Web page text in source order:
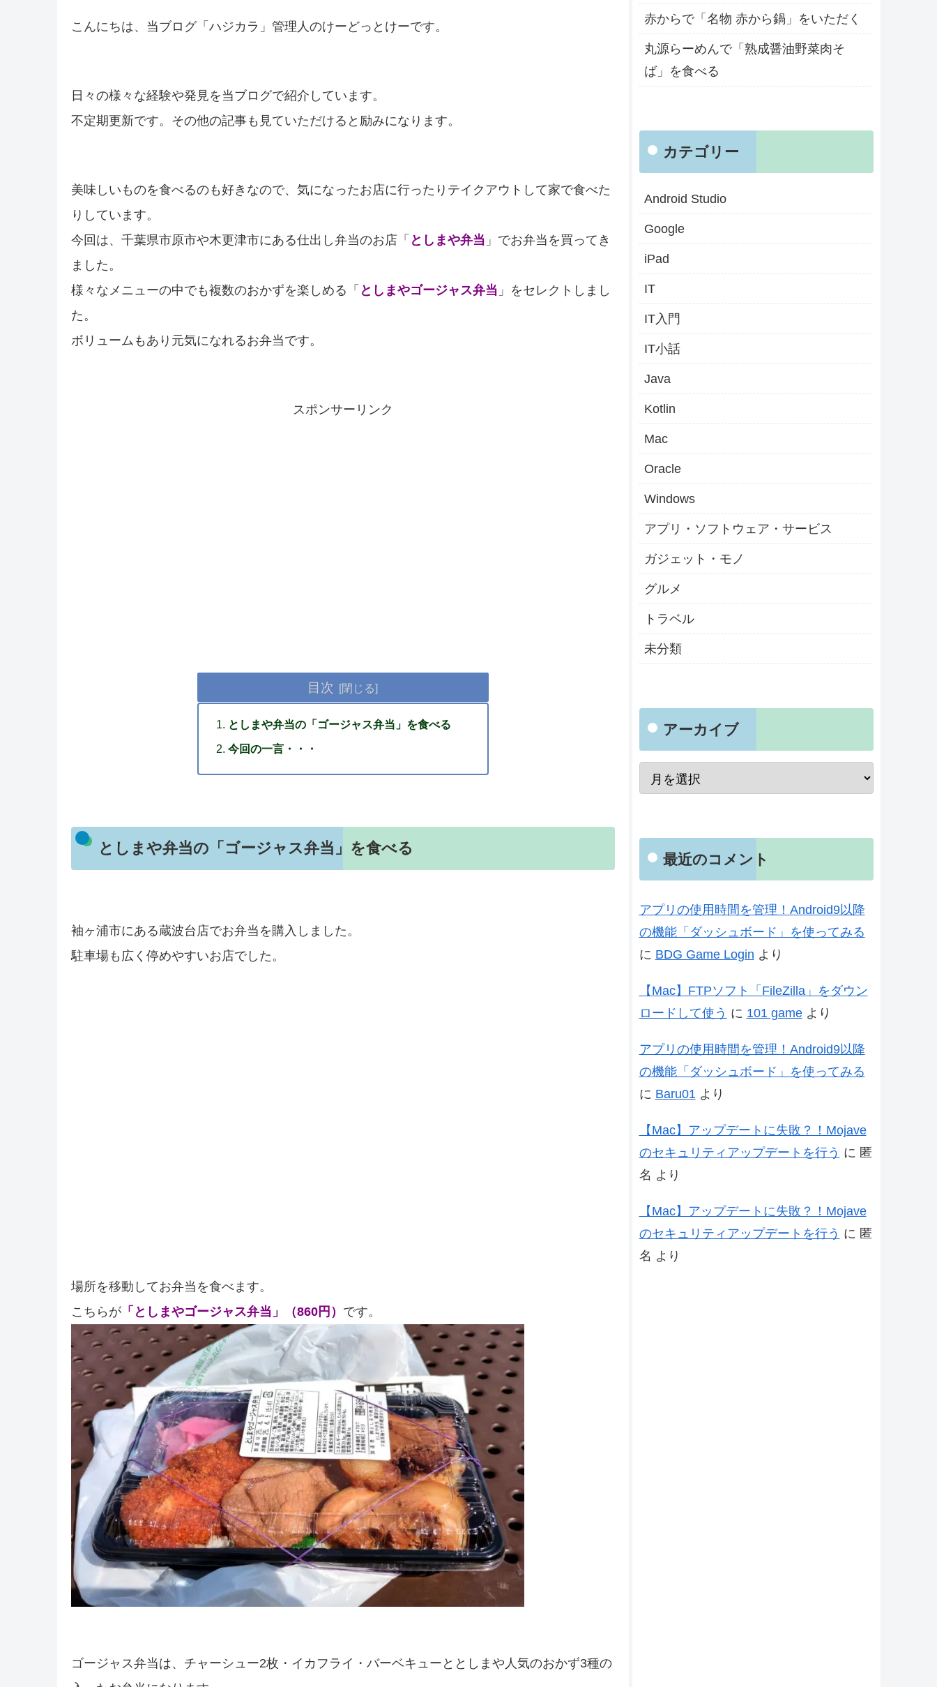
こんにちは、当ブログ「ハジカラ」管理人のけーどっとけーです。
日々の様々な経験や発見を当ブログで紹介しています。
不定期更新です。その他の記事も見ていただけると励みになります。
美味しいものを食べるのも好きなので、気になったお店に行ったりテイクアウトして家で食べた
りしています。
今回は、千葉県市原市や木更津市にある仕出し弁当のお店「 としまや弁当 」でお弁当を買ってき
ました。
様々なメニューの中でも複数のおかずを楽しめる「 としまやゴージャス弁当 」をセレクトしまし
た。
ボリュームもあり元気になれるお弁当です。
スポンサーリンク
目次
としまや弁当の「ゴージャス弁当」を食べる
今回の一言・・・
としまや弁当の「ゴージャス弁当」を食べる
袖ヶ浦市にある蔵波台店でお弁当を購入しました。
駐車場も広く停めやすいお店でした。
場所を移動してお弁当を食べます。
こちらが「としまやゴージャス弁当」（860円） です。
ゴージャス弁当は、チャーシュー2枚・イカフライ・バーベキューととしまや人気のおかず3種の
赤からで「名物 赤から鍋」をいただく
丸源らーめんで「熟成醤油野菜肉そ
ば」を食べる
カテゴリー
Android Studio
Google
iPad
IT
IT入門
IT小話
Java
Kotlin
Mac
Oracle
Windows
アプリ・ソフトウェア・サービス
ガジェット・モノ
グルメ
トラベル
未分類
アーカイブ
最近のコメント
アプリの使用時間を管理！Android9以降
の機能「ダッシュボード」を使ってみる
に BDG Game Login より
【Mac】FTPソフト「FileZilla」をダウン
ロードして使う に 101 gameより
アプリの使用時間を管理！Android9以降
の機能「ダッシュボード」を使ってみる
に Baru01 より
【Mac】アップデートに失敗？！Mojave
のセキュリティアップデートを行う に 匿
名 より
【Mac】アップデートに失敗？！Mojave
のセキュリティアップデートを行う に 匿
名 より